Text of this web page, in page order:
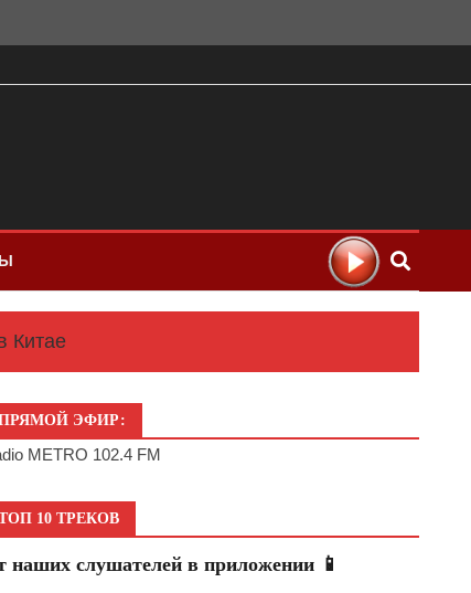
Китае
ЭФИР:
METRO 102.4 FM
10 ТРЕКОВ
наших слушателей в приложении 📱